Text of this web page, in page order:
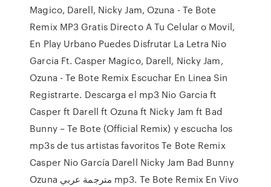
Magico, Darell, Nicky Jam, Ozuna - Te Bote
Remix MP3 Gratis Directo A Tu Celular o Movil,
En Play Urbano Puedes Disfrutar La Letra Nio
Garcia Ft. Casper Magico, Darell, Nicky Jam,
Ozuna - Te Bote Remix Escuchar En Linea Sin
Registrarte. Descarga el mp3 Nio Garcia ft
Casper ft Darell ft Ozuna ft Nicky Jam ft Bad
Bunny – Te Bote (Official Remix) y escucha los
mp3s de tus artistas favoritos Te Bote Remix
Casper Nio García Darell Nicky Jam Bad Bunny
Ozuna مترجمة عربي mp3. Te Bote Remix En Vivo